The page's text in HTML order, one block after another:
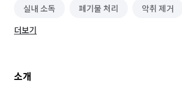
실내 소독 폐기물 처리 악취 제거
곰팡이 제거
더보기
소개